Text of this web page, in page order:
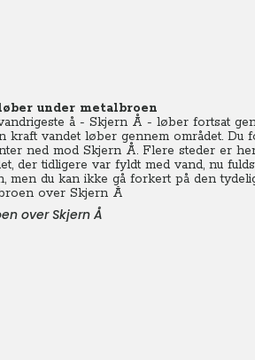
under metalbroen
å - Skjern Å - løber fortsat
kraft vandet løber gennem området.
ned mod Skjern Å. Flere steder er
der tidligere var fyldt med vand, nu
men du kan ikke gå forkert på den
over Skjern Å